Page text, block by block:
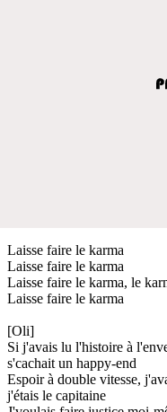
Laisse faire le karma
Laisse faire le karma
Laisse faire le karma, le
Laisse faire le karma
[Oli]
Si j'avais lu l'histoire à
s'cachait un happy-end
Espoir à double vitesse,
j'étais le capitaine